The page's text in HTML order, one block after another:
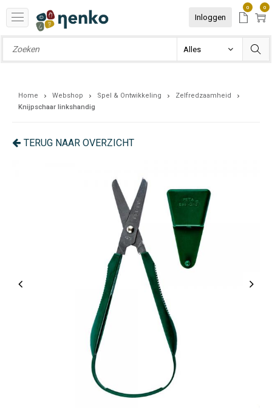
Inloggen
0 0
Home Webshop Spel & Ontwikkeling
Zelfredzaamheid
Knijpschaar linkshandig
TERUG NAAR OVERZICHT